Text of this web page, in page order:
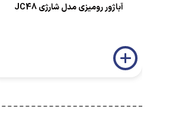
آباژور رومیزی مدل شارژی JC48